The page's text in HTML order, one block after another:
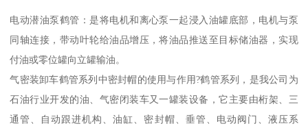
电动潜油泵鹤管：是将电机和离心泵一起浸入油罐底部，电机与泵
同轴连接，带动叶轮给油品增压，将油品推送至目标储油器，实现
付油或零位罐向立罐输油。
气密装卸车鹤管系列中密封帽的使用与作用?鹤管系列，是我公司为
石油行业开发的油、气密闭装车又一罐装设备，它主要由桁架、三
通管、自动跟进机构、油缸、密封帽、垂管、电动阀门、液压系